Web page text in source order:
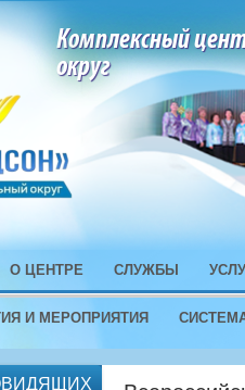
Комплексный
округ
О ЦЕНТРЕ СЛУЖБЫ
И МЕРОПРИЯТИЯ